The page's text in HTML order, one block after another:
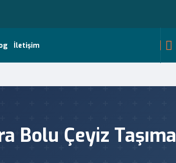
İletişim
Bolu Çeyiz Taşıma